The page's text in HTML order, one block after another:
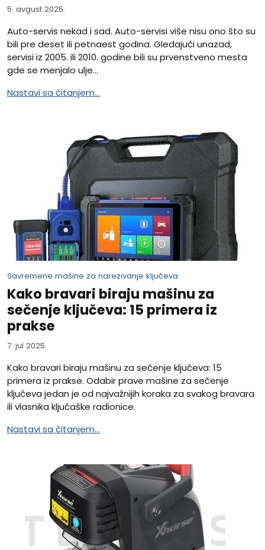
5. avgust 2025.
Auto-servis nekad i sad. Auto-servisi više nisu ono što su
bili pre deset ili petnaest godina. Gledajući unazad,
servisi iz 2005. ili 2010. godine bili su prvenstveno mesta
gde se menjalo ulje...
Nastavi sa čitanjem...
Savremene mašine za narezivanje ključeva
Kako bravari biraju mašinu za
sečenje ključeva: 15 primera iz
prakse
7. jul 2025.
Kako bravari biraju mašinu za sečenje ključeva: 15
primera iz prakse. Odabir prave mašine za sečenje
ključeva jedan je od najvažnijih koraka za svakog bravara
ili vlasnika ključaške radionice.
Nastavi sa čitanjem...